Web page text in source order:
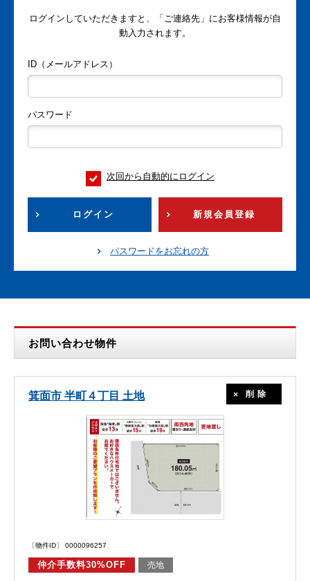
ログインしていただきますと、「ご連絡先」にお客様情報が自
動入力されます。
ID（メールアドレス）
パスワード
次回から自動的にログイン
ログイン 新規会員登録
パスワードをお忘れの方
お問い合わせ物件
箕面市 半町４丁目 土地 削除
〔物件ID〕 0000096257
仲介手数料30%OFF 売地